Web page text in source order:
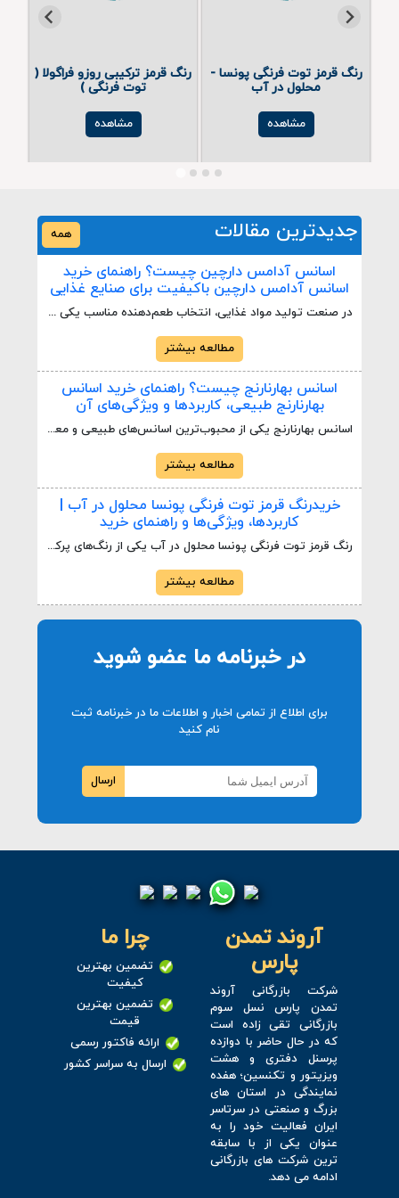
رنگ قرمز ترکیبی روزو فراگولا (
توت فرنگی )
مشاهده
رنگ قرمز توت فرنگی پونسا -
محلول در آب
مشاهده
جدیدترین مقالات همه
اسانس آدامس دارچین چیست؟ راهنمای خرید
اسانس آدامس دارچین باکیفیت برای صنایع غذایی
در صنعت تولید مواد غذایی، انتخاب طعم‌دهنده مناسب یکی از مهم‌ترین عوامل در ایجاد تجربه‌ای متفاوت برای مصرف‌کننده است. اسانس آدامس دارچین به دلیل رایحه گرم، طعم خاص و ماندگاری بالا، یکی از پرکاربردترین اسانس‌ها در تولید آدامس، آبنبات، شکلات، نوشیدنی‌ها و بسیاری از محصولات غذایی محسوب می‌شود. این اسانس با ایجاد طعمی دلپذیر و عطری متمایز، می‌تواند ارزش افزوده قابل‌توجهی برای محصولات تولیدی ایجاد کند.
مطالعه بیشتر
اسانس بهارنارنج چیست؟ راهنمای خرید اسانس
بهارنارنج طبیعی، کاربردها و ویژگی‌های آن
اسانس بهارنارنج یکی از محبوب‌ترین اسانس‌های طبیعی و معطر است که از شکوفه‌های درخت نارنج استخراج می‌شود. این اسانس به دلیل رایحه لطیف، آرامش‌بخش و دلنشین خود، جایگاه ویژه‌ای در صنایع غذایی، نوشیدنی، شیرینی و شکلات، عطرسازی، آرایشی و بهداشتی و حتی محصولات دارویی پیدا کرده است. کیفیت اسانس بهارنارنج تأثیر مستقیمی بر عطر، طعم و ماندگاری محصول نهایی دارد؛ به همین دلیل انتخاب یک محصول استاندارد و تهیه آن از تأمین‌کنندگان معتبر اهمیت زیادی دارد.
مطالعه بیشتر
خریدرنگ قرمز توت فرنگی پونسا محلول در آب |
کاربردها، ویژگی‌ها و راهنمای خرید
رنگ قرمز توت فرنگی پونسا محلول در آب یکی از رنگ‌های پرکاربرد در صنایع غذایی، دارویی، آرایشی و تولید محصولات مختلف است که به دلیل قدرت رنگ‌دهی مناسب و قابلیت حل شدن در آب، مورد توجه بسیاری از تولیدکنندگان قرار گرفته است. این رنگ با ایجاد طیف قرمز جذاب و مشابه رنگ طبیعی توت فرنگی، برای بهبود ظاهر محصولات و افزایش جذابیت بصری آن‌ها استفاده می‌شود.
مطالعه بیشتر
در خبرنامه ما عضو شوید
برای اطلاع از تمامی اخبار و اطلاعات ما در خبرنامه ثبت
نام کنید
آروند تمدن
پارس
شرکت بازرگانی آروند
تمدن پارس نسل سوم
بازرگانی تقی زاده است
که در حال حاضر با دوازده
پرسنل دفتری و هشت
ویزیتور و تکنسین؛ هفده
نمایندگی در استان های
بزرگ و صنعتی در سرتاسر
ایران فعالیت خود را به
عنوان یکی از با سابقه
ترین شرکت های بازرگانی
ادامه می دهد.
چرا ما
تضمین بهترین
کیفیت
تضمین بهترین
قیمت
ارائه فاکتور رسمی
ارسال به سراسر کشور